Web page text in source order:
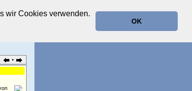
wir Cookies verwenden.
OK
•